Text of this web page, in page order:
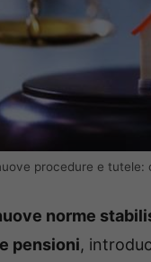
procedure e tutele:
norme
pensioni,